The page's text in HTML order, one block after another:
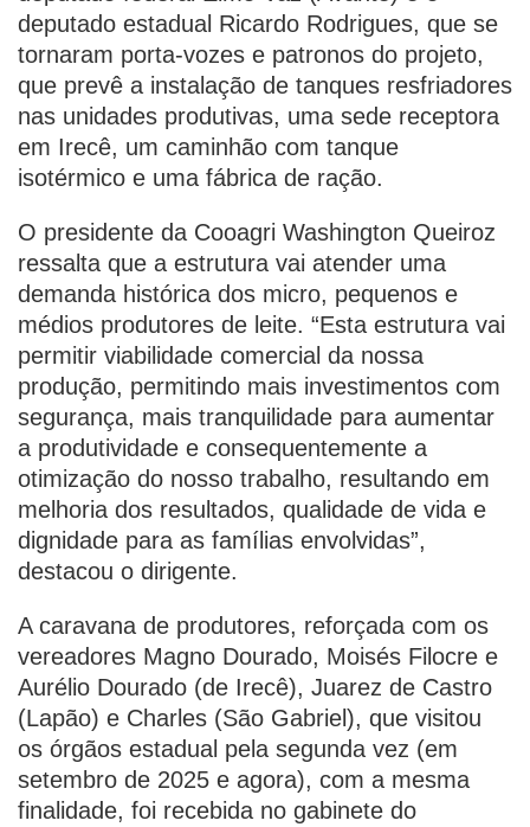
deputado estadual Ricardo Rodrigues, que se
tornaram porta-vozes e patronos do projeto,
que prevê a instalação de tanques resfriadores
nas unidades produtivas, uma sede receptora
em Irecê, um caminhão com tanque
isotérmico e uma fábrica de ração.
O presidente da Cooagri Washington Queiroz
ressalta que a estrutura vai atender uma
demanda histórica dos micro, pequenos e
médios produtores de leite. “Esta estrutura vai
permitir viabilidade comercial da nossa
produção, permitindo mais investimentos com
segurança, mais tranquilidade para aumentar
a produtividade e consequentemente a
otimização do nosso trabalho, resultando em
melhoria dos resultados, qualidade de vida e
dignidade para as famílias envolvidas”,
destacou o dirigente.
A caravana de produtores, reforçada com os
vereadores Magno Dourado, Moisés Filocre e
Aurélio Dourado (de Irecê), Juarez de Castro
(Lapão) e Charles (São Gabriel), que visitou
os órgãos estadual pela segunda vez (em
setembro de 2025 e agora), com a mesma
finalidade, foi recebida no gabinete do